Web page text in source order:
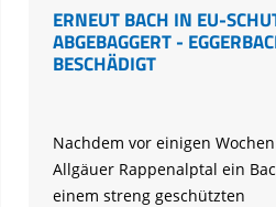
ERNEUT BACH IN EU-
ABGEBAGGERT -
BESCHÄDIGT
Nachdem vor einigen
Allgäuer Rappenalptal ein
einem streng geschützten